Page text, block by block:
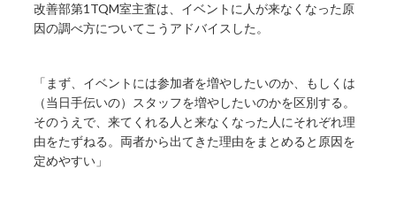
改善部第1TQM室主査は、イベントに人が来なくなった原
因の調べ方についてこうアドバイスした。
「まず、イベントには参加者を増やしたいのか、もしくは
（当日手伝いの）スタッフを増やしたいのかを区別する。
そのうえで、来てくれる人と来なくなった人にそれぞれ理
由をたずねる。両者から出てきた理由をまとめると原因を
定めやすい」